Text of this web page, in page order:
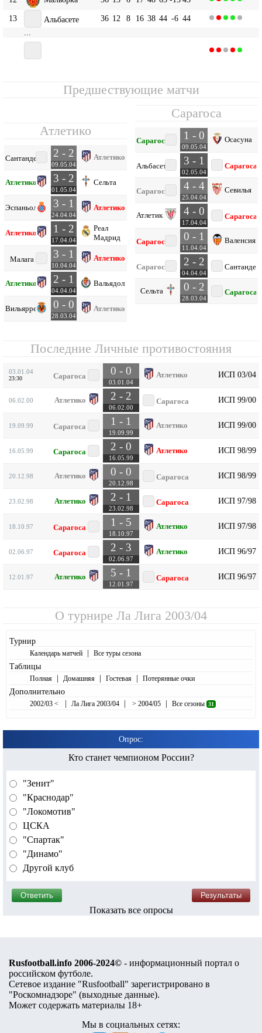
13
Альбасете 36 12 8 16 38 44 -6 44
Предшествующие матчи
Атлетико
Сантандер 2 - 2
09.05.04
Атлетико
Атлетико 3 - 2
01.05.04
Сельта
Эспаньол 3 - 1
24.04.04
Атлетико
Атлетико 1 - 2
17.04.04
Реал
Мадрид
Малага 3 - 1
10.04.04
Атлетико
Атлетико 2 - 1
04.04.04
Вальядолид
Вильярреал 0 - 0
28.03.04
Атлетико
Сарагоса
Сарагоса 1 - 0
09.05.04
Осасуна
Альбасете 3 - 1
02.05.04
Сарагоса
Сарагоса 4 - 4
25.04.04
Севилья
Атлетик Б 4 - 0
17.04.04
Сарагоса
Сарагоса 0 - 1
11.04.04
Валенсия
Сарагоса 2 - 2
04.04.04
Сантандер
Сельта 0 - 2
28.03.04
Сарагоса
Последние Личные противостояния
03.01.04
23:30 Сарагоса 0 - 0
03.01.04
Атлетико ИСП 03/04
06.02.00 Атлетико 2 - 2
06.02.00
Сарагоса ИСП 99/00
19.09.99 Сарагоса 1 - 1
19.09.99
Атлетико ИСП 99/00
16.05.99 Сарагоса 2 - 0
16.05.99
Атлетико ИСП 98/99
20.12.98 Атлетико 0 - 0
20.12.98
Сарагоса ИСП 98/99
23.02.98 Атлетико 2 - 1
23.02.98
Сарагоса ИСП 97/98
18.10.97 Сарагоса 1 - 5
18.10.97
Атлетико ИСП 97/98
02.06.97 Сарагоса 2 - 3
02.06.97
Атлетико ИСП 96/97
12.01.97 Атлетико 5 - 1
12.01.97
Сарагоса ИСП 96/97
О турнире Ла Лига 2003/04
Турнир
Календарь матчей | Все туры сезона
Таблицы
Полная | Домашняя | Гостевая | Потерянные очки
Дополнительно
2002/03 < | Ла Лига 2003/04 | > 2004/05 | Все сезоны 31
Опрос:
Кто станет чемпионом России?
"Зенит"
"Краснодар"
"Локомотив"
ЦСКА
"Спартак"
"Динамо"
Другой клуб
Показать все опросы
Rusfootball.info 2006-2024© - информационный портал о
российском футболе.
Сетевое издание "Rusfootball" зарегистрировано в
"Роскомнадзоре" (выходные данные).
Может содержать материалы 18+
Мы в социальных сетях: